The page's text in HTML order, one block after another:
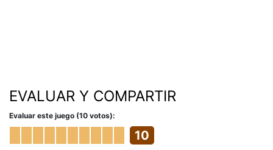
EVALUAR Y COMPARTIR
Evaluar este juego (10 votos):
10